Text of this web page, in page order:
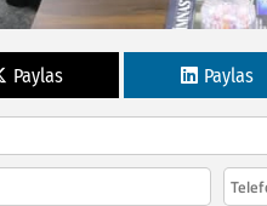
Paylas Paylas